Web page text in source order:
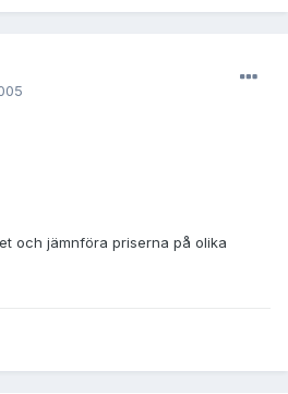
och jämnföra priserna på olika